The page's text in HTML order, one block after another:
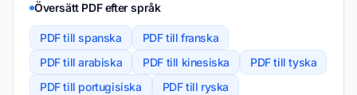
Översätt PDF efter språk
PDF till spanska
PDF till franska
PDF till arabiska
PDF till kinesiska
PDF till tyska
PDF till portugisiska
PDF till ryska